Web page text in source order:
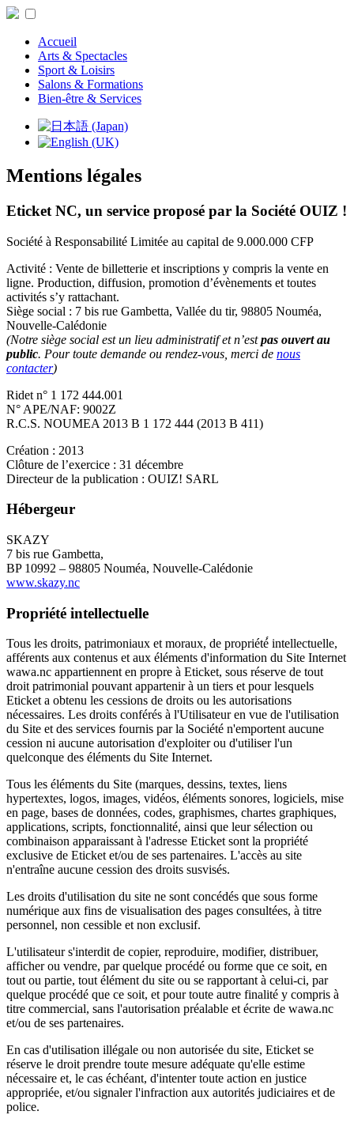
Accueil
Arts & Spectacles
Sport & Loisirs
Salons & Formations
Bien-être & Services
Mentions légales
Eticket NC, un service proposé par la Société OUIZ !
Société à Responsabilité Limitée au capital de 9.000.000 CFP
Activité : Vente de billetterie et inscriptions y compris la vente en
ligne. Production, diffusion, promotion d’évènements et toutes
activités s’y rattachant.
Siège social : 7 bis rue Gambetta, Vallée du tir, 98805 Nouméa,
Nouvelle-Calédonie
(Notre siège social est un lieu administratif et n’estpas ouvert au
public. Pour toute demande ou rendez-vous, merci de nous
contacter)
Ridet n° 1 172 444.001
N° APE/NAF: 9002Z
R.C.S. NOUMEA 2013 B 1 172 444 (2013 B 411)
Création : 2013
Clôture de l’exercice : 31 décembre
Directeur de la publication : OUIZ! SARL
Hébergeur
SKAZY
7 bis rue Gambetta,
BP 10992 – 98805 Nouméa, Nouvelle-Calédonie
www.skazy.nc
Propriété intellectuelle
Tous les droits, patrimoniaux et moraux, de propriété́ intellectuelle,
afférents aux contenus et aux éléments d'information du Site Internet
wawa.nc appartiennent en propre à Eticket, sous réserve de tout
droit patrimonial pouvant appartenir à un tiers et pour lesquels
Eticket a obtenu les cessions de droits ou les autorisations
nécessaires. Les droits conférés à l'Utilisateur en vue de l'utilisation
du Site et des services fournis par la Société n'emportent aucune
cession ni aucune autorisation d'exploiter ou d'utiliser l'un
quelconque des éléments du Site Internet.
Tous les éléments du Site (marques, dessins, textes, liens
hypertextes, logos, images, vidéos, éléments sonores, logiciels, mise
en page, bases de données, codes, graphismes, chartes graphiques,
applications, scripts, fonctionnalité, ainsi que leur sélection ou
combinaison apparaissant à l'adresse Eticket sont la propriété
exclusive de Eticket et/ou de ses partenaires. L'accès au site
n'entraîne aucune cession des droits susvisés.
Les droits d'utilisation du site ne sont concédés que sous forme
numérique aux fins de visualisation des pages consultées, à titre
personnel, non cessible et non exclusif.
L'utilisateur s'interdit de copier, reproduire, modifier, distribuer,
afficher ou vendre, par quelque procédé ou forme que ce soit, en
tout ou partie, tout élément du site ou se rapportant à celui-ci, par
quelque procédé que ce soit, et pour toute autre finalité y compris à
titre commercial, sans l'autorisation préalable et écrite de wawa.nc
et/ou de ses partenaires.
En cas d'utilisation illégale ou non autorisée du site, Eticket se
réserve le droit prendre toute mesure adéquate qu'elle estime
nécessaire et, le cas échéant, d'intenter toute action en justice
appropriée, et/ou signaler l'infraction aux autorités judiciaires et de
police.